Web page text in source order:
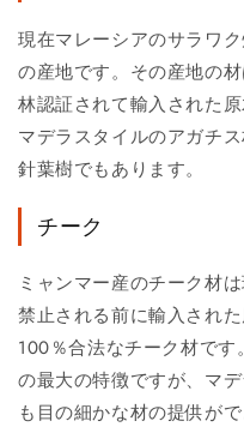
現在マレーシアのサラワ
の産地です。その産地の
林認証されて輸入された
マデラスタイルのアガチ
針葉樹でもあります。
チーク
ミャンマー産のチーク材
禁止される前に輸入され
100％合法なチーク材で
の最大の特徴ですが、マ
も目の細かな材の提供がで